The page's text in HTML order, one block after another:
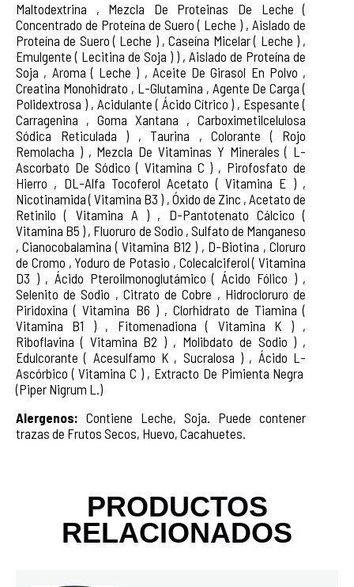
Maltodextrina , Mezcla De Proteinas De Leche (
Concentrado de Proteína de Suero ( Leche ) , Aislado de
Proteína de Suero ( Leche ) , Caseína Micelar ( Leche ) ,
Emulgente ( Lecitina de Soja ) ) , Aislado de Proteína de
Soja , Aroma ( Leche ) , Aceite De Girasol En Polvo ,
Creatina Monohidrato , L-Glutamina , Agente De Carga (
Polidextrosa ) , Acidulante ( Ácido Cítrico ) , Espesante (
Carragenina , Goma Xantana , Carboximetilcelulosa
Sódica Reticulada ) , Taurina , Colorante ( Rojo
Remolacha ) , Mezcla De Vitaminas Y Minerales ( L-
Ascorbato De Sódico ( Vitamina C ) , Pirofosfato de
Hierro , DL-Alfa Tocoferol Acetato ( Vitamina E ) ,
Nicotinamida ( Vitamina B3 ) , Óxido de Zinc , Acetato de
Retinilo ( Vitamina A ) , D-Pantotenato Cálcico (
Vitamina B5 ) , Fluoruro de Sodio , Sulfato de Manganeso
, Cianocobalamina ( Vitamina B12 ) , D-Biotina , Cloruro
de Cromo , Yoduro de Potasio , Colecalciferol ( Vitamina
D3 ) , Ácido Pteroilmonoglutámico ( Ácido Fólico ) ,
Selenito de Sodio , Citrato de Cobre , Hidrocloruro de
Piridoxina ( Vitamina B6 ) , Clorhidrato de Tiamina (
Vitamina B1 ) , Fitomenadiona ( Vitamina K ) ,
Riboflavina ( Vitamina B2 ) , Molibdato de Sodio ) ,
Edulcorante ( Acesulfamo K , Sucralosa ) , Ácido L-
Ascórbico ( Vitamina C ) , Extracto De Pimienta Negra
(Piper Nigrum L.)
Alergenos: Contiene Leche, Soja. Puede contener
trazas de Frutos Secos, Huevo, Cacahuetes.
PRODUCTOS
RELACIONADOS